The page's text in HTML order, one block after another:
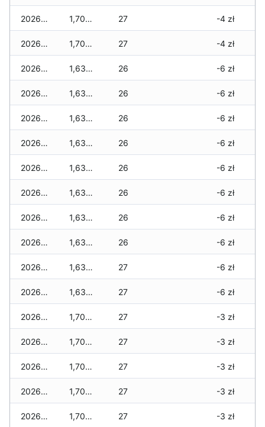
2026-04-03 1,705 zł 27 -4 zł
2026-04-02 1,705 zł 27 -4 zł
2026-04-01 1,630 zł 26 -6 zł
2026-03-31 1,630 zł 26 -6 zł
2026-03-30 1,630 zł 26 -6 zł
2026-03-29 1,630 zł 26 -6 zł
2026-03-28 1,630 zł 26 -6 zł
2026-03-27 1,630 zł 26 -6 zł
2026-03-26 1,630 zł 26 -6 zł
2026-03-25 1,630 zł 26 -6 zł
2026-03-24 1,630 zł 27 -6 zł
2026-03-23 1,630 zł 27 -6 zł
2026-03-22 1,705 zł 27 -3 zł
2026-03-21 1,705 zł 27 -3 zł
2026-03-20 1,705 zł 27 -3 zł
2026-03-19 1,705 zł 27 -3 zł
2026-03-18 1,705 zł 27 -3 zł